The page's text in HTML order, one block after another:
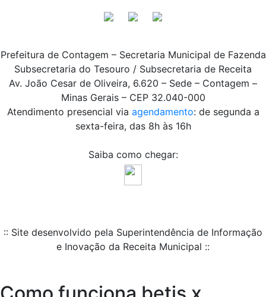
Prefeitura de Contagem – Secretaria Municipal de Fazenda
Subsecretaria do Tesouro / Subsecretaria de Receita
Av. João Cesar de Oliveira, 6.620 – Sede – Contagem –
Minas Gerais – CEP 32.040-000
Atendimento presencial via agendamento: de segunda a
sexta-feira, das 8h às 16h
Saiba como chegar:
:: Site desenvolvido pela Superintendência de Informação
e Inovação da Receita Municipal ::